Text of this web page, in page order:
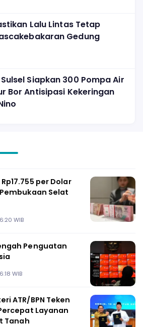
Lalu Lintas Tetap
Gedung
Siapkan 300 Pompa Air
Bor Antisipasi Kekeringan
per Dolar
Selat
WIB
Penguatan
WIB
ATR/BPN Teken
Layanan
Tanah